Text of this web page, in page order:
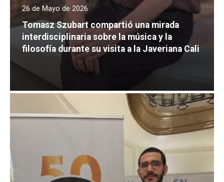
26 de Mayo de 2026
Tomasz Szubart compartió una mirada
interdisciplinaria sobre la música y la
filosofía durante su visita a la Javeriana Cali